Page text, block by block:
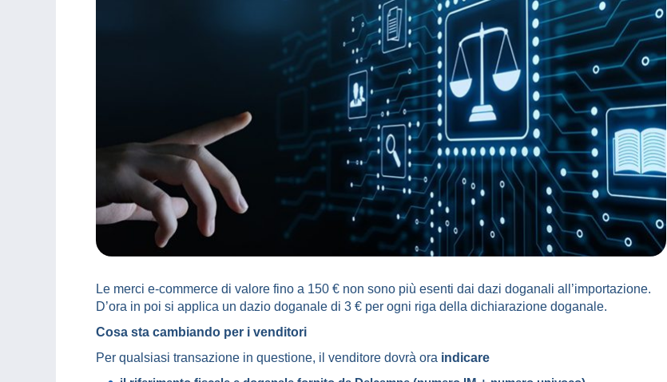
Le merci e-commerce di valore fino a 150 € non sono più esenti dai dazi doganali all’importazione.
D’ora in poi si applica un dazio doganale di 3 € per ogni riga della dichiarazione doganale.
Cosa sta cambiando per i venditori
Per qualsiasi transazione in questione, il venditore dovrà ora indicare